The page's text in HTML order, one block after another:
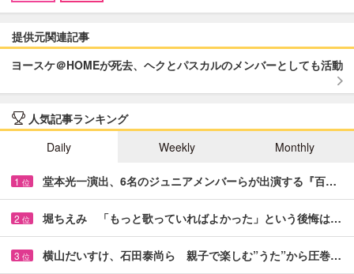
提供元関連記事
ヨースケ＠HOMEが死去、ヘクとパスカルのメンバーとしても活動
人気記事ランキング
Daily
Weekly Monthly
1 位 堂本光一演出、6名のジュニアメンバーらが出演する『百…
2 位 堀ちえみ 「もっと歌っていればよかった」という後悔は…
3 位 横山だいすけ、石田泰尚ら 親子で楽しむ”うた”から圧巻…